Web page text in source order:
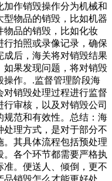
作销毁操作分为机械和
型物品的销毁，比如机器
物品的销毁，比如化妆
行拍照或录像记录，确保
成后，海关将对销毁结果
如果发现问题，将对销毁
操作。.监督管理阶段海
对销毁处理过程进行监督
审核，以及对销毁公司
规范和有效性。总结：海
处理方式，是对于部分不
其具体流程包括预处理
。各个环节都需要严格执
。便送人、倾倒，更不